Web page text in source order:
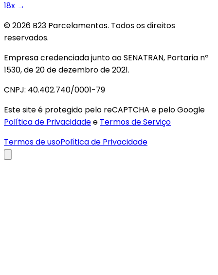
18x →
© 2026 B23 Parcelamentos. Todos os direitos
reservados.
Empresa credenciada junto ao SENATRAN, Portaria nº
1530, de 20 de dezembro de 2021.
CNPJ: 40.402.740/0001-79
Este site é protegido pelo reCAPTCHA e pelo Google
Política de Privacidadee Termos de Serviço
Termos de usoPolítica de Privacidade